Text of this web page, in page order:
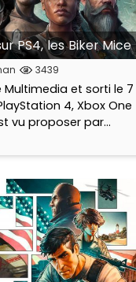
PS4, les Biker Mice
3439
et sorti le 7
4, Xbox One
vu proposer par
Arts Games une
à 1500 exemplaires